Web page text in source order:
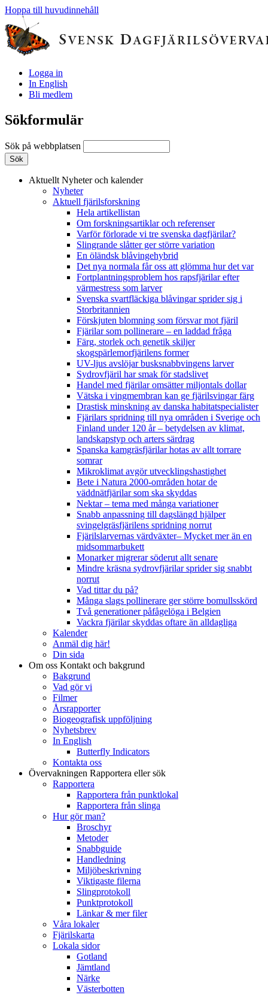
Hoppa till huvudinnehåll
Logga in
In English
Bli medlem
Sökformulär
Sök på webbplatsen
Aktuellt Nyheter och kalender
Nyheter
Aktuell fjärilsforskning
Hela artikellistan
Om forskningsartiklar och referenser
Varför förlorade vi tre svenska dagfjärilar?
Slingrande slåtter ger större variation
En öländsk blåvingehybrid
Det nya normala får oss att glömma hur det var
Fortplantningsproblem hos rapsfjärilar efter
värmestress som larver
Svenska svartfläckiga blåvingar sprider sig i
Storbritannien
Förskjuten blomning som försvar mot fjäril
Fjärilar som pollinerare – en laddad fråga
Färg, storlek och genetik skiljer
skogspärlemorfjärilens former
UV-ljus avslöjar busksnabbvingens larver
Sydrovfjäril har smak för stadslivet
Handel med fjärilar omsätter miljontals dollar
Vätska i vingmembran kan ge fjärilsvingar färg
Drastisk minskning av danska habitatspecialister
Fjärilars spridning till nya områden i Sverige och
Finland under 120 år– betydelsen av klimat,
landskapstyp och arters särdrag
Spanska kamgräsfjärilar hotas av allt torrare
somrar
Mikroklimat avgör utvecklingshastighet
Bete i Natura 2000-områden hotar de
väddnätfjärilar som ska skyddas
Nektar – tema med många variationer
Snabb anpassning till dagslängd hjälper
svingelgräsfjärilens spridning norrut
Fjärilslarvernas värdväxter– Mycket mer än en
midsommarbukett
Monarker migrerar söderut allt senare
Mindre kräsna sydrovfjärilar sprider sig snabbt
norrut
Vad tittar du på?
Många slags pollinerare ger större bomullsskörd
Två generationer påfågelöga i Belgien
Vackra fjärilar skyddas oftare än alldagliga
Kalender
Anmäl dig här!
Din sida
Om oss Kontakt och bakgrund
Bakgrund
Vad gör vi
Filmer
Årsrapporter
Biogeografisk uppföljning
Nyhetsbrev
In English
Butterfly Indicators
Kontakta oss
Övervakningen Rapportera eller sök
Rapportera
Rapportera från punktlokal
Rapportera från slinga
Hur gör man?
Broschyr
Metoder
Snabbguide
Handledning
Miljöbeskrivning
Viktigaste filerna
Slingprotokoll
Punktprotokoll
Länkar & mer filer
Våra lokaler
Fjärilskarta
Lokala sidor
Gotland
Jämtland
Närke
Västerbotten